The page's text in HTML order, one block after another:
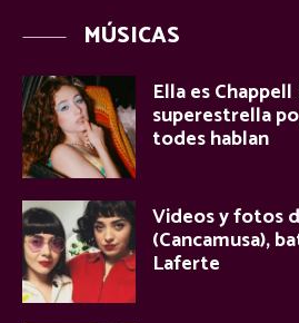
MÚSICAS
Ella es
superestrella
todes hablan
Videos y fotos
(Cancamusa),
Laferte